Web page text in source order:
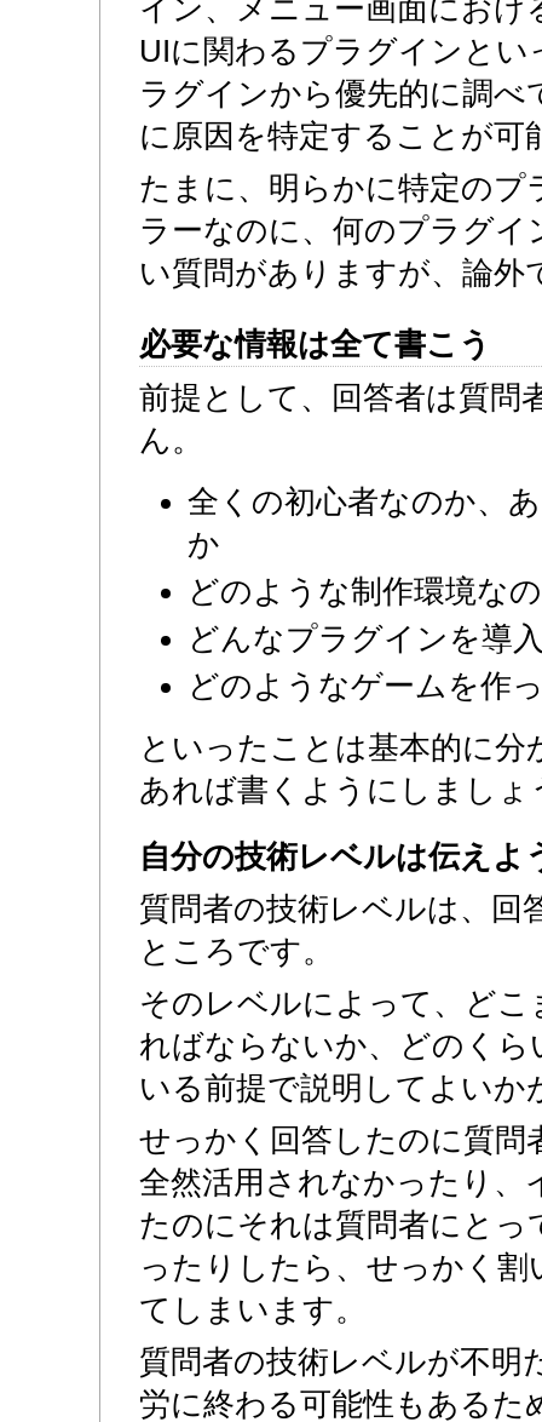
イン、メニュー画面におけ
UIに関わるプラグインとい
ラグインから優先的に調べ
に原因を特定することが可
たまに、明らかに特定のプ
ラーなのに、何のプラグ
い質問がありますが、論外
必要な情報は全て書こう
前提として、回答者は質問
ん。
全くの初心者なのか、
か
どのような制作環境な
どんなプラグインを導
どのようなゲームを作
といったことは基本的に
あれば書くようにしましょ
自分の技術レベルは伝えよ
質問者の技術レベルは、回
ところです。
そのレベルによって、ど
ればならないか、どのく
いる前提で説明してよいか
せっかく回答したのに質問
全然活用されなかったり、
たのにそれは質問者にと
ったりしたら、せっかく
てしまいます。
質問者の技術レベルが不明
労に終わる可能性もあるた